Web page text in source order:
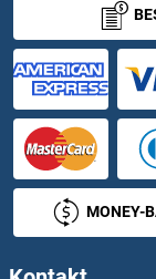
Calcineurin A
Calcineurin B
Calcitonin
Calcitonin
Calcium
MONEY-